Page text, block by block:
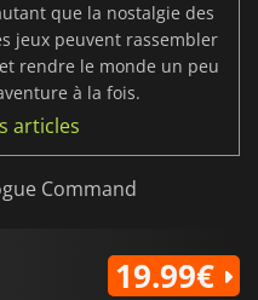
que la nostalgie des
jeux peuvent rassembler
rendre le monde un peu
à la fois.
articles
Command
19.99€